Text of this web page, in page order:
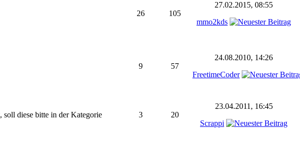
26 105
27.02.2015, 08:55
mmo2kds
9 57
24.08.2010, 14:26
FreetimeCoder
soll diese bitte in der Kategorie
3 20
23.04.2011, 16:45
Scrappi